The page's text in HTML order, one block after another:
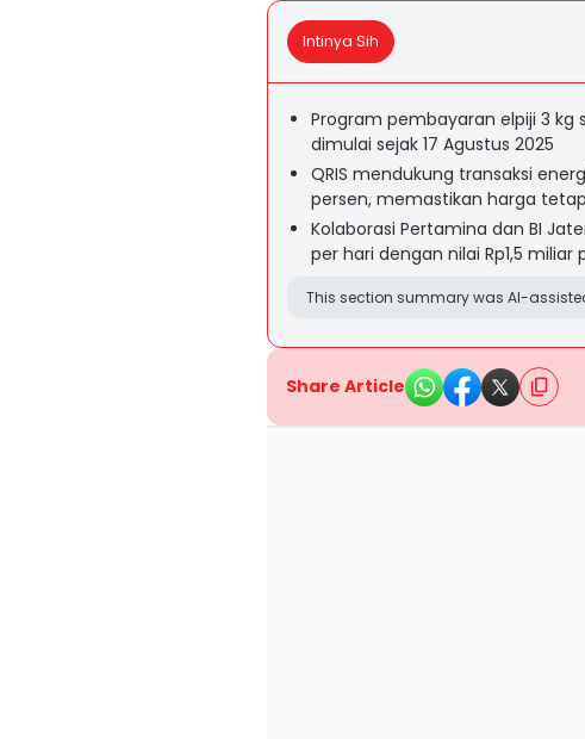
Intinya Sih
Program pembayaran elpiji 3 kg
dimulai sejak 17 Agustus 2025
QRIS mendukung transaksi
persen, memastikan harga
Kolaborasi Pertamina dan BI
per hari dengan nilai Rp1,5 miliar
This section summary was AI-
Share Article